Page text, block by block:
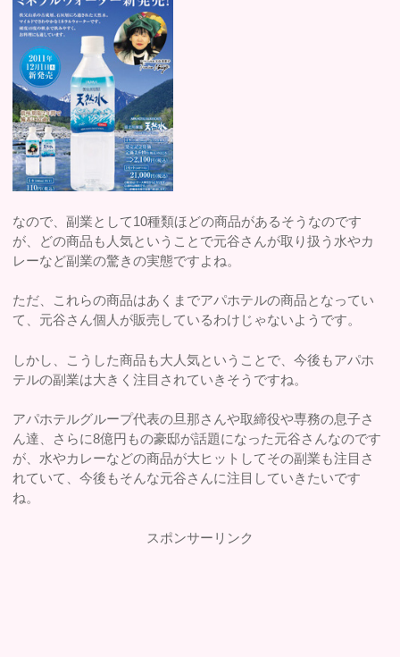
なので、副業として10種類ほどの商品があるそうなのです
が、どの商品も人気ということで元谷さんが取り扱う水やカ
レーなど副業の驚きの実態ですよね。
ただ、これらの商品はあくまでアパホテルの商品となってい
て、元谷さん個人が販売しているわけじゃないようです。
しかし、こうした商品も大人気ということで、今後もアパホ
テルの副業は大きく注目されていきそうですね。
アパホテルグループ代表の旦那さんや取締役や専務の息子さ
ん達、さらに8億円もの豪邸が話題になった元谷さんなのです
が、水やカレーなどの商品が大ヒットしてその副業も注目さ
れていて、今後もそんな元谷さんに注目していきたいです
ね。
スポンサーリンク